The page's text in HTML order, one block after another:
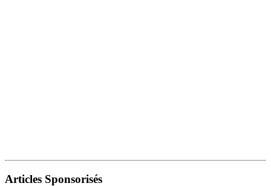
Articles Sponsorisés